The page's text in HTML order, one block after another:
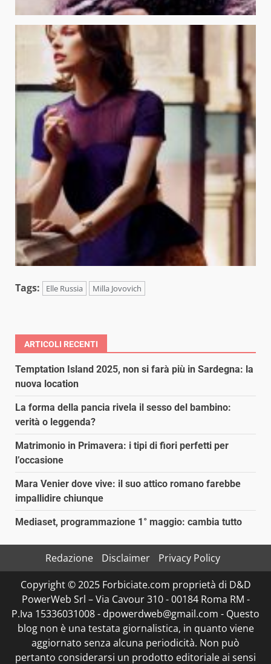
Tags: Elle Russia Milla Jovovich
ARTICOLI RECENTI
Temptation Island 2025, non si farà più in Sardegna: la
nuova location
La forma della pancia rivela il sesso del bambino:
verità o leggenda?
Matrimonio in Primavera: i tipi di fiori perfetti per
l’occasione
Mara Venier dove vive: il suo attico romano farebbe
impallidire chiunque
Mediaset, programmazione 1° maggio: cambia tutto
Redazione Disclaimer
Privacy Policy
Copyright © 2025 Forbiciate.com proprietà di D&D
PowerWeb Srl – Via Cavour 310 - 00184 Roma RM -
P.Iva 15336031008 - dpowerdweb@gmail.com - Questo
blog non è una testata giornalistica, in quanto viene
aggiornato senza alcuna periodicità. Non può
pertanto considerarsi un prodotto editoriale ai sensi